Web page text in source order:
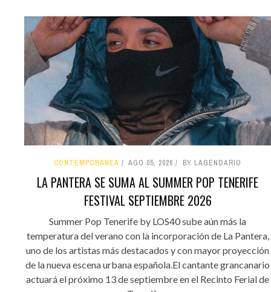
CONTEMPORÁNEA AGO 05, 2026 BY LAGENDARIO
LA PANTERA SE SUMA AL SUMMER POP TENERIFE
FESTIVAL SEPTIEMBRE 2026
Summer Pop Tenerife by LOS40 sube aún más la
temperatura del verano con la incorporación de La Pantera,
uno de los artistas más destacados y con mayor proyección
de la nueva escena urbana española.El cantante grancanario
actuará el próximo 13 de septiembre en el Recinto Ferial de